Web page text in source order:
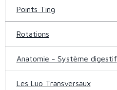
Points Ting
Rotations
Anatomie - Système digestif
Les Luo Transversaux